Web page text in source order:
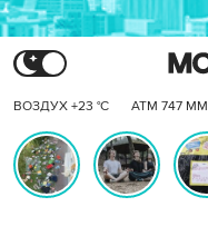
ВОЗДУХ +23 °C АТМ 747 ММ